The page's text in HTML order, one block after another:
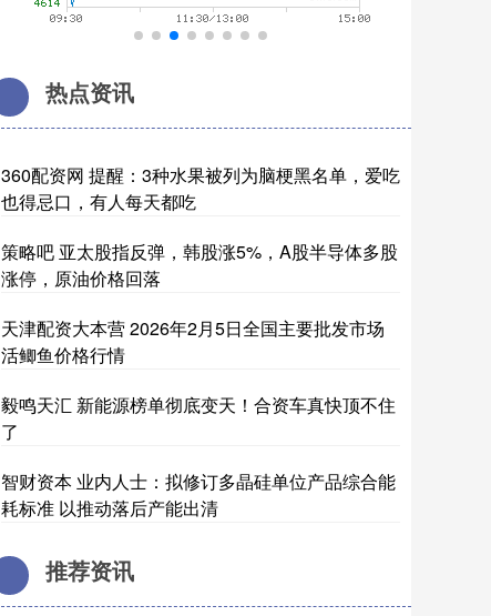
热点资讯
360配资网 提醒：3种水果被列为脑梗黑名单，爱吃
也得忌口，有人每天都吃
策略吧 亚太股指反弹，韩股涨5%，A股半导体多股
涨停，原油价格回落
天津配资大本营 2026年2月5日全国主要批发市场
活鲫鱼价格行情
毅鸣天汇 新能源榜单彻底变天！合资车真快顶不住
了
智财资本 业内人士：拟修订多晶硅单位产品综合能
耗标准 以推动落后产能出清
推荐资讯